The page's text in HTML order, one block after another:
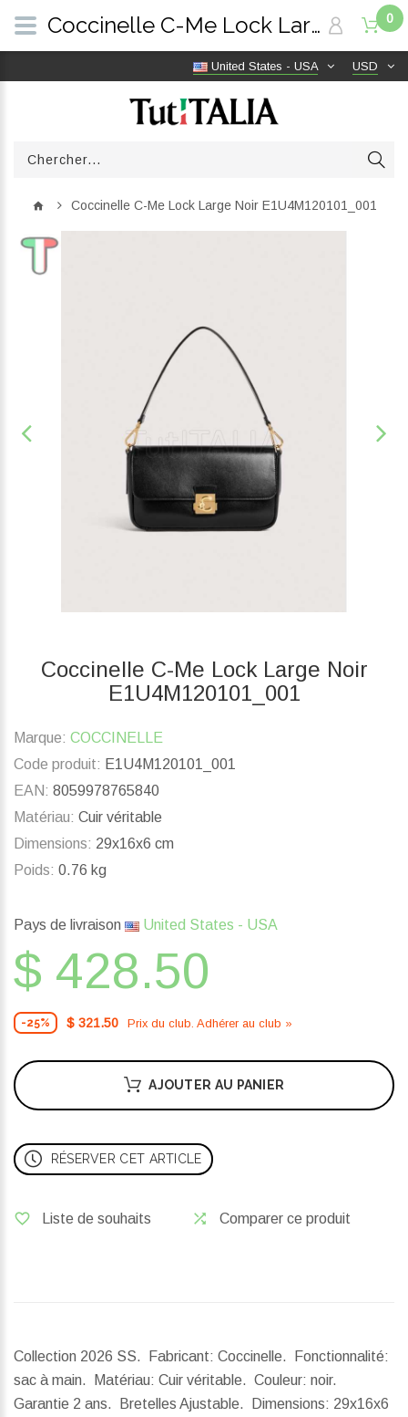
USD
United States - USA
0
Coccinelle C-Me Lock Large Noir E1U4M120101_001
Coccinelle C-Me Lock Large Noir
E1U4M120101_001
Marque: COCCINELLE
Code produit: E1U4M120101_001
EAN: 8059978765840
Matériau: Cuir véritable
Dimensions: 29x16x6 cm
Poids: 0.76 kg
Pays de livraison United States - USA
$ 428.50
-25% $ 321.50 Prix ​​du club. Adhérer au club »
AJOUTER AU PANIER
RÉSERVER CET ARTICLE
Liste de souhaits Comparer ce produit
Collection 2026 SS. Fabricant: Coccinelle. Fonctionnalité:
sac à main. Matériau: Cuir véritable. Couleur: noir.
Garantie 2 ans. Bretelles Ajustable.
Dimensions: 29x16x6
Coccinelle C-Me Lock Large Noir E1U4M120101_001 | TutITALIA